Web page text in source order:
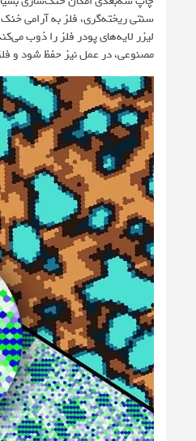
لیزر لایه‌های پودر فلز را ذوب
مصنوعی، در عمل نیز حفظ شود و